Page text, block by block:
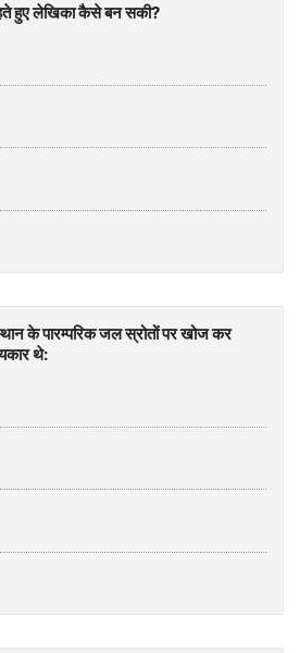
हुए लेखिका कैसे बन सकी?
के पारम्परिक जल स्रोतों पर खोज कर
थे: